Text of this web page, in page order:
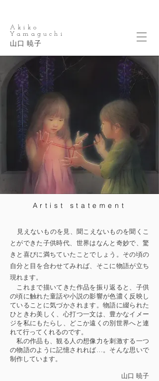
Akiko
Yamaguchi
​山口 暁子
Artist statement
見えないものを見、聞こえないものを聞くこ
とができた子供時代、世界はなんと奇妙で、驚
きと喜びに満ちていたことでしょう。その頃の
自分と目を合わせてみれば、そこに物語が立ち
現れます。
これまで描いてきた作品を振り返ると、子供
の頃に触れた童話や小説の影響が色濃く反映し
ていることに気づかされます。物語に綴られた
ひときわ美しく、心打つ一文は、豊かなイメー
ジを私にもたらし、どこか遠くの別世界へと連
れて行ってくれるのです。
私の作品も、観る人の想像力を刺激する一つ
の物語のように記憶されれば…。そんな思いで
制作しています。
​山口 暁子